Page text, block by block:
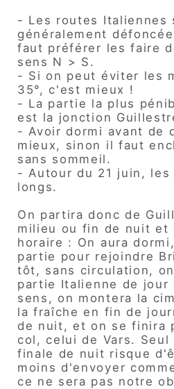
- Les routes
généralement
faut préférer les faire
sens N > S.
- Si on peut éviter les
35°, c'est mieux !
- La partie la plus
est la jonction
- Avoir dormi avant de
mieux, sinon il faut
sans sommeil.
- Autour du 21 juin,
longs.
On partira donc de
milieu ou fin de nuit et
horaire : On aura
partie pour rejoindre
tôt, sans circulation,
partie Italienne de jour
sens, on montera la
la fraîche en fin de
de nuit, et on se finira
col, celui de Vars.
finale de nuit risque
moins d'envoyer
ce ne sera pas notre